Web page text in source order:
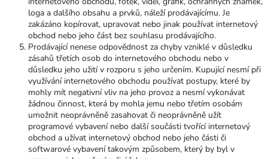
loga a dalšího obsahu a prvků, náleží prodávajícímu. Je
zakázáno kopírovat, upravovat nebo jinak používat internetový
obchod nebo jeho část bez souhlasu prodávajícího.
Prodávající nenese odpovědnost za chyby vzniklé v důsledku
zásahů třetích osob do internetového obchodu nebo v
důsledku jeho užití v rozporu s jeho určením. Kupující nesmí při
využívání internetového obchodu používat postupy, které by
mohly mít negativní vliv na jeho provoz a nesmí vykonávat
žádnou činnost, která by mohla jemu nebo třetím osobám
umožnit neoprávněně zasahovat či neoprávněně užít
programové vybavení nebo další součásti tvořící internetový
obchod a užívat internetový obchod nebo jeho části či
softwarové vybavení takovým způsobem, který by byl v